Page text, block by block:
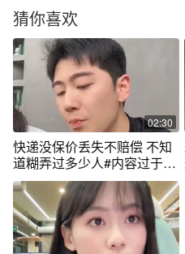
猜你喜欢
02:30
快递没保价丢失不赔偿 不知
道糊弄过多少人#内容过于真
实 #生活技巧 #有趣的知识又
增长了